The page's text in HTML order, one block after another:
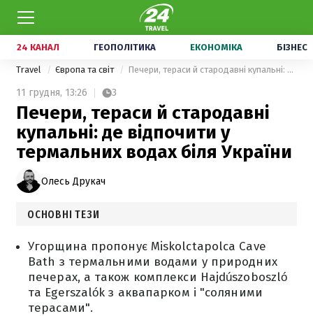
24 КАНАЛ ГЕОПОЛІТИКА ЕКОНОМІКА БІЗНЕС
Travel Європа та світ Печери, тераси й стародавні купальні: де відпочити у термальних водах біля України
11 грудня, 13:26 3
Печери, тераси й стародавні
купальні: де відпочити у
термальних водах біля України
Олесь Друкач
ОСНОВНІ ТЕЗИ
Угорщина пропонує Miskolctapolca Cave
Bath з термальними водами у природних
печерах, а також комплекси Hajdúszoboszló
та Egerszalók з аквапарком і "соляними
терасами".